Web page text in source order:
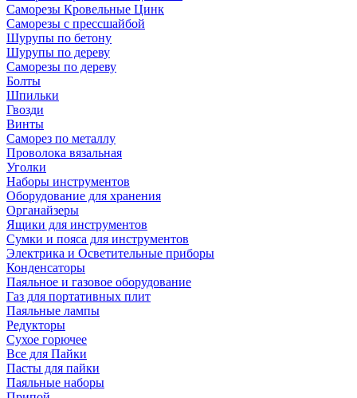
Саморезы Кровельные Цинк
Саморезы с прессшайбой
Шурупы по бетону
Шурупы по дереву
Саморезы по дереву
Болты
Шпильки
Гвозди
Винты
Саморез по металлу
Проволока вязальная
Уголки
Наборы инструментов
Оборудование для хранения
Органайзеры
Ящики для инструментов
Сумки и пояса для инструментов
Электрика и Осветительные приборы
Конденсаторы
Паяльное и газовое оборудование
Газ для портативных плит
Паяльные лампы
Редукторы
Сухое горючее
Все для Пайки
Пасты для пайки
Паяльные наборы